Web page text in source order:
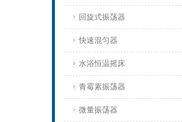
回旋式振荡器
快速混匀器
水浴恒温摇床
青霉素振荡器
微量振荡器